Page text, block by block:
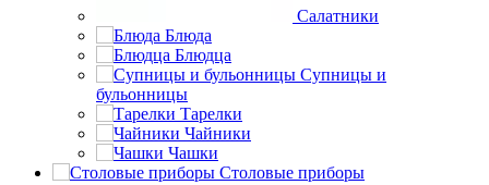
Салатники
Блюда
Блюдца
Супницы и
бульонницы
Тарелки
Чайники
Чашки
Cтоловые приборы